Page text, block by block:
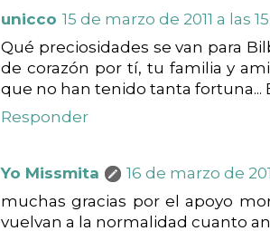
unicco 15 de marzo de 2011 a las
Qué preciosidades se van para
de corazón por tí, tu familia y
que no han tenido tanta fortuna...
Responder
Yo Missmita
16 de marzo de
muchas gracias por el apoyo
vuelvan a la normalidad cuanto